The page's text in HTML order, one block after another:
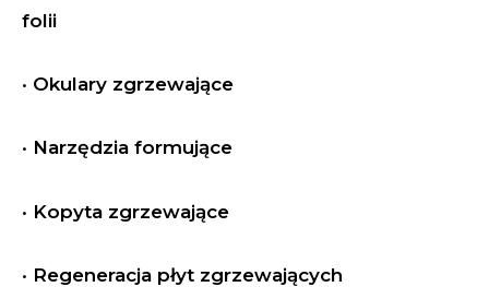
folii
· Okulary zgrzewające
· Narzędzia formujące
· Kopyta zgrzewające
· Regeneracja płyt zgrzewających